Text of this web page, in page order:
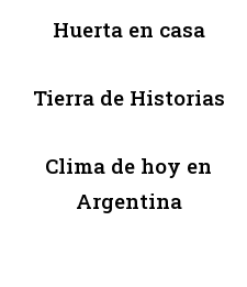
Huerta en casa
Tierra de Historias
Clima de hoy en
Argentina